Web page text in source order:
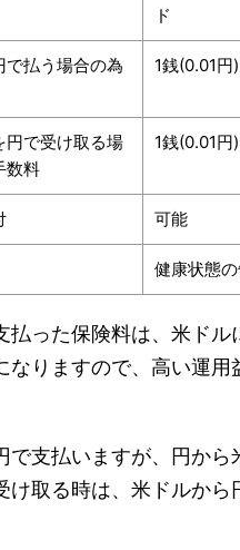
ド
で払う場合の為
1銭(0.01円)
円で受け取る場
数料
1銭(0.01円)
可能
健康状態
払った保険料は、米ドル
なりますので、高い運用
で支払いますが、円から
け取る時は、米ドルから